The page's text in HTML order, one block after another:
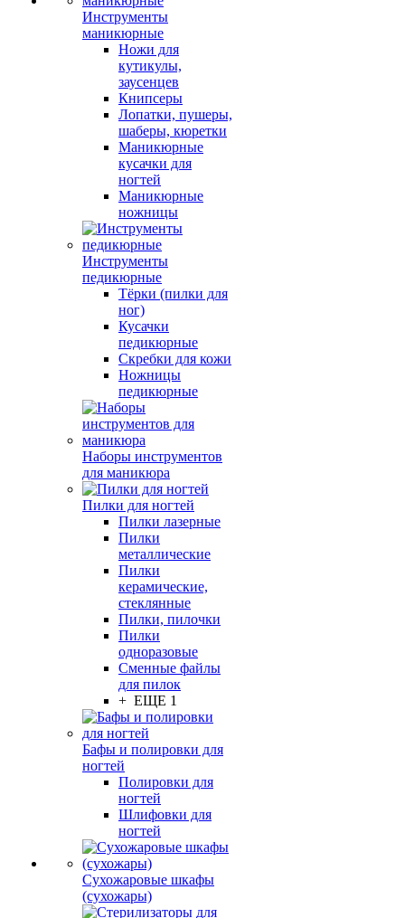
Инструменты
маникюрные
Ножи для
кутикулы,
заусенцев
Книпсеры
Лопатки, пушеры,
шаберы, кюретки
Маникюрные
кусачки для
ногтей
Маникюрные
ножницы
Инструменты
педикюрные
Тёрки (пилки для
ног)
Кусачки
педикюрные
Скребки для кожи
Ножницы
педикюрные
Наборы инструментов
для маникюра
Пилки для ногтей
Пилки лазерные
Пилки
металлические
Пилки
керамические,
стеклянные
Пилки, пилочки
Пилки
одноразовые
Сменные файлы
для пилок
+ ЕЩЕ 1
Бафы и полировки для
ногтей
Полировки для
ногтей
Шлифовки для
ногтей
Сухожаровые шкафы
(сухожары)